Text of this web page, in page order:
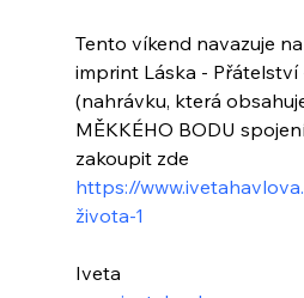
Tento víkend navazuje
imprint Láska - Přátelství
(nahrávku, která
MĚKKÉHO BODU
zakoupit zde
https://
života-1
Iveta